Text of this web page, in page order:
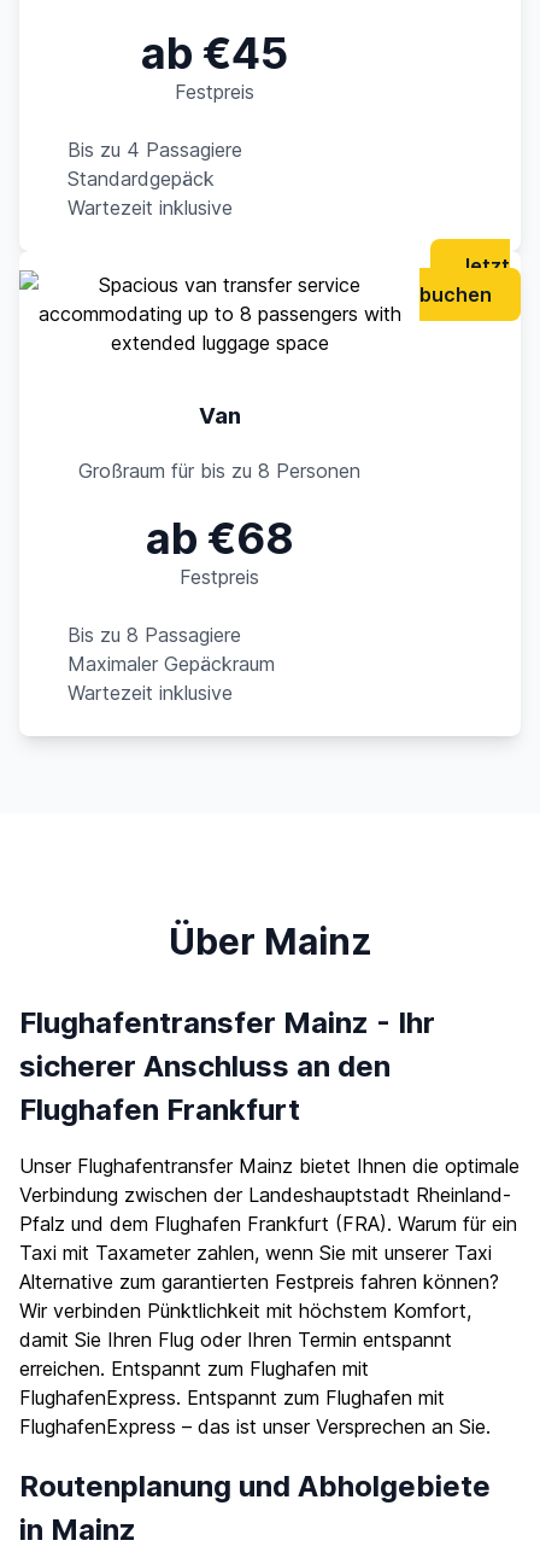
ab €45
Festpreis
Bis zu 4 Passagiere
Standardgepäck
Wartezeit inklusive
Van
Großraum für bis zu 8 Personen
ab €68
Festpreis
Bis zu 8 Passagiere
Maximaler Gepäckraum
Wartezeit inklusive
Jetzt
buchen
Über Mainz
Flughafentransfer Mainz - Ihr
sicherer Anschluss an den
Flughafen Frankfurt
Unser Flughafentransfer Mainz bietet Ihnen die optimale
Verbindung zwischen der Landeshauptstadt Rheinland-
Pfalz und dem Flughafen Frankfurt (FRA). Warum für ein
Taxi mit Taxameter zahlen, wenn Sie mit unserer Taxi
Alternative zum garantierten Festpreis fahren können?
Wir verbinden Pünktlichkeit mit höchstem Komfort,
damit Sie Ihren Flug oder Ihren Termin entspannt
erreichen. Entspannt zum Flughafen mit
FlughafenExpress. Entspannt zum Flughafen mit
FlughafenExpress – das ist unser Versprechen an Sie.
Routenplanung und Abholgebiete
in Mainz